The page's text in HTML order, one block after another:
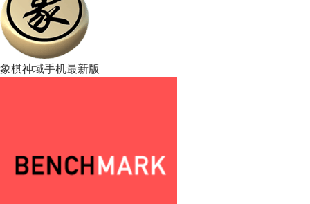
象棋神域手机最新版